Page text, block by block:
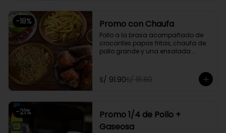
Promoción exclusiva para llevar o
delivery
-18% Promo con Chaufa
Pollo a la brasa acompañado de
crocantes papas fritas, chaufa de
pollo grande y una ensalada
Promoción exclusiva para llevar o
delivery
S/ 91.90S/ 111.80
-21%
Promo 1/4 de Pollo +
Gaseosa